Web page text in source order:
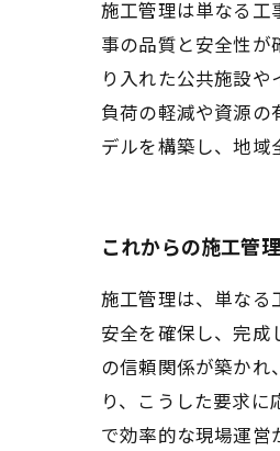
施工管理は単なる工
事の品質と安全性が
り入れた公共施設
負荷の軽減や資源の
デルを構築し、地域
これからの施工管
施工管理は、単なる
安全を確保し、完成
の信頼関係が築かれ
り、こうした要求
で効率的な現場運営